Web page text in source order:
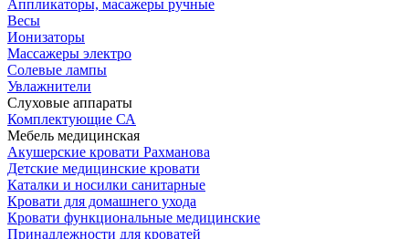
Аппликаторы, масажеры ручные
Весы
Ионизаторы
Массажеры электро
Солевые лампы
Увлажнители
Слуховые аппараты
Комплектующие СА
Мебель медицинская
Акушерские кровати Рахманова
Детские медицинские кровати
Каталки и носилки санитарные
Кровати для домашнего ухода
Кровати функциональные медицинские
Принадлежности для кроватей